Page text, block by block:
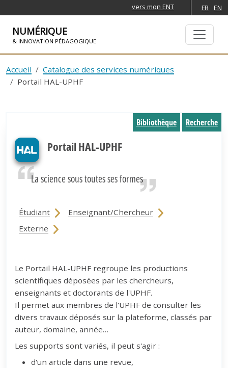
vers mon ENT FR EN
NUMÉRIQUE
& INNOVATION PÉDAGOGIQUE
Accueil
Catalogue des services numériques
Portail HAL-UPHF
Portail HAL-UPHF
La science sous toutes ses formes
Bibliothèque Recherche
Étudiant
Enseignant/Chercheur
Externe
Le Portail HAL-UPHF regroupe les productions
scientifiques déposées par les chercheurs,
enseignants et doctorants de l'UPHF.
Il permet aux membres de l'UPHF de consulter les
divers travaux déposés sur la plateforme, classés par
auteur, domaine, année…
Les supports sont variés, il peut s'agir :
d'un article dans une revue,